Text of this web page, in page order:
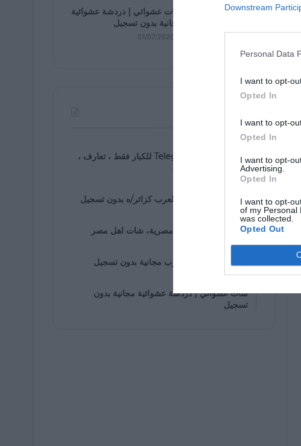
Downstream
Personal Data
I want to opt-
Opted In
I want to opt-
Opted In
I want to opt-
Advertising.
Opted In
I want to opt-
of my Personal
was collected.
Opted Out
شات عشوائي | دردشة عشوائية
مجانية بدون تسجيل
01/07/2020
07/30/2021
روابط مجموعة Telegram للكبار فقط ، تعارف ،
زواج ، دردشة ، 2025
دخول إلى شات اهل العرب كزائر/ه بدون تسجيل
01/25/2020
شات مصرى، دردشة مصرية، شات اهل مصر
غرف دردشة اهل العرب مجانية بدون تسجيل
شات عشوائي | دردشة عشوائية مجانية بدون
تسجيل